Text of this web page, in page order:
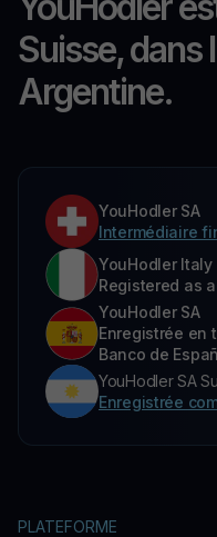
Suisse, dans
Argentine.
YouHodler SA
Intermédiaire
YouHodler Italy
Registered as
YouHodler SA
Enregistrée en
Banco de
YouHodler SA
Enregistrée
PLATEFORME